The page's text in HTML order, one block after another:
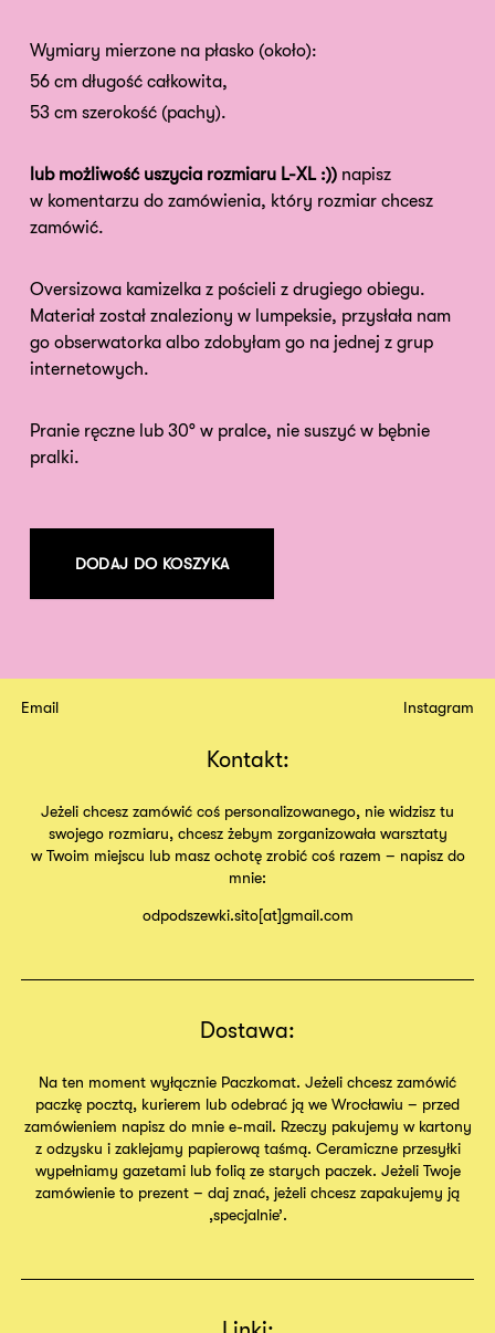
Wymiary mierzone na płasko (około):
56 cm długość całkowita,
53 cm szerokość (pachy).
lub możliwość uszycia rozmiaru L-XL :)) napisz
w komentarzu do zamówienia, który rozmiar chcesz
zamówić.
Oversizowa kamizelka z pościeli z drugiego obiegu.
Materiał został znaleziony w lumpeksie, przysłała nam
go obserwatorka albo zdobyłam go na jednej z grup
internetowych.
Pranie ręczne lub 30° w pralce, nie suszyć w bębnie
pralki.
DODAJ DO KOSZYKA
Email Instagram
Kontakt:
Jeżeli chcesz zamówić coś personalizowanego, nie widzisz tu
swojego rozmiaru, chcesz żebym zorganizowała warsztaty
w Twoim miejscu lub masz ochotę zrobić coś razem – napisz do
mnie:
odpodszewki.sito[at]gmail.com
Dostawa:
Na ten moment wyłącznie Paczkomat. Jeżeli chcesz zamówić
paczkę pocztą, kurierem lub odebrać ją we Wrocławiu – przed
zamówieniem napisz do mnie e-mail. Rzeczy pakujemy w kartony
z odzysku i zaklejamy papierową taśmą. Ceramiczne przesyłki
wypełniamy gazetami lub folią ze starych paczek. Jeżeli Twoje
zamówienie to prezent – daj znać, jeżeli chcesz zapakujemy ją
,specjalnie’.